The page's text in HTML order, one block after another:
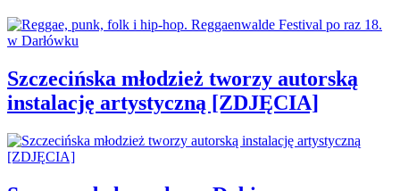
Szczecińska młodzież tworzy autorską
instalację artystyczną [ZDJĘCIA]